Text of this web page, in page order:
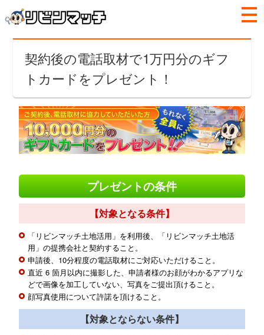
契約後の電話取材で1万円分のギフ
トカードをプレゼント！
プレゼントの条件
【対象となる条件】
「リビンマッチ土地活用」を利用後、「リビンマッチ土地活
用」の提携会社と契約すること。
申請後、10分程度の電話取材にご対応いただけること。
直近 6 箇月以内に撮影した、申請者様のお顔がわかるアプリな
どで画像を加工していない、写真をご提出頂けること。
顔写真使用について許諾を頂けること。
【対象とならない条件】